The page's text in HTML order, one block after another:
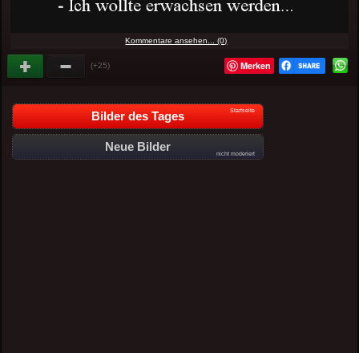
Kommentare ansehen... (0)
(+25) Merken
Bilder des Tages Startseite
Neue Bilder
nicht moderiert